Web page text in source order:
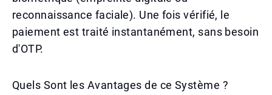
reconnaissance faciale). Une fois vérifié, le
paiement est traité instantanément, sans besoin
d'OTP.
Quels Sont les Avantages de ce Système ?